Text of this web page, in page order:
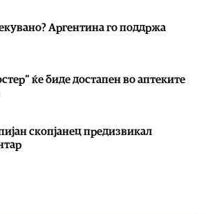
Аргентина го поддржа
ќе биде достапен во аптеките
скопјанец предизвикал